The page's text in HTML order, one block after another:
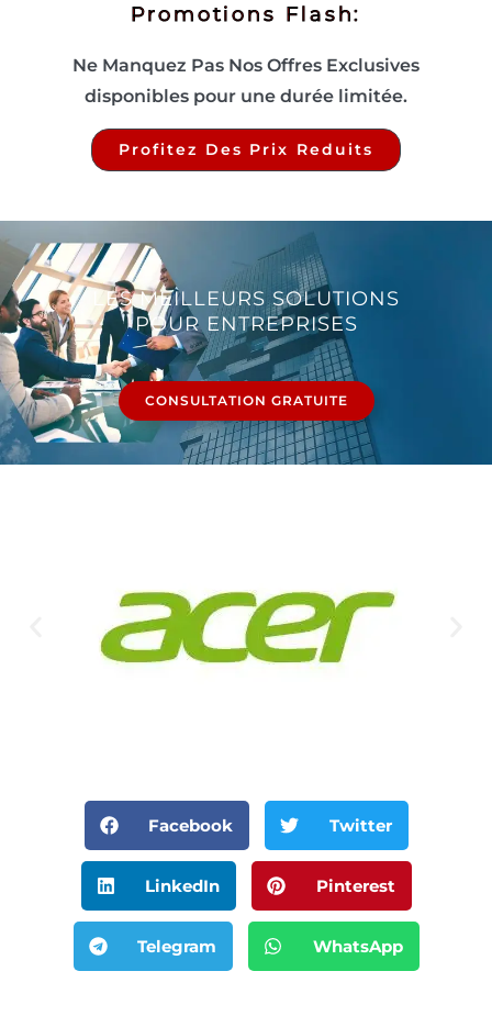
Promotions Flash:
Ne Manquez Pas Nos Offres Exclusives
disponibles pour une durée limitée.
Profitez Des Prix Reduits
LES MEILLEURS SOLUTIONS
POUR ENTREPRISES
CONSULTATION GRATUITE
Facebook Twitter
LinkedIn Pinterest
Telegram WhatsApp